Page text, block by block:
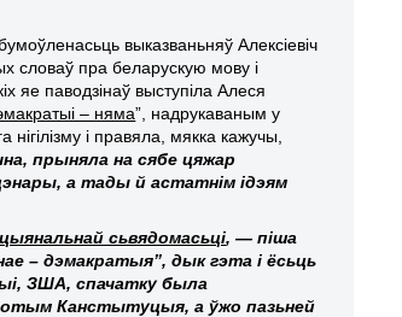
выказваньняў Алексіевіч
словаў пра беларускую мову і
яе паводзінаў выступіла Алеся
– няма”, надрукаваным у
і правяла, мякка кажучы,
прыняла на сябе цяжар
а тады й астатнім ідэям
сьвядомасьці, — піша
– дэмакратыя”, дык гэта і ёсьць
ЗША, спачатку была
потым Канстытуцыя, а ўжо пазьней